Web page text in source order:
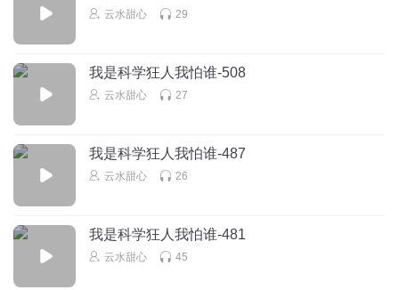
云水甜心 29
我是科学狂人我怕谁-508
云水甜心 27
我是科学狂人我怕谁-487
云水甜心 26
我是科学狂人我怕谁-481
云水甜心 45